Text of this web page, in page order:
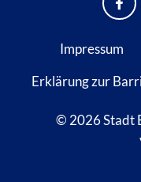
Impressum
Erklärung zur
© 2026 Stadt